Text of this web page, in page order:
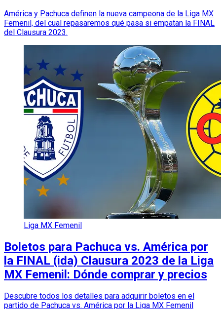
América y Pachuca definen la nueva campeona de la Liga MX
Femenil, del cual repasaremos qué pasa si empatan la FINAL
del Clausura 2023.
Liga MX Femenil
Boletos para Pachuca vs. América por
la FINAL (ida) Clausura 2023 de la Liga
MX Femenil: Dónde comprar y precios
Descubre todos los detalles para adquirir boletos en el
partido de Pachuca vs. América por la Liga MX Femenil